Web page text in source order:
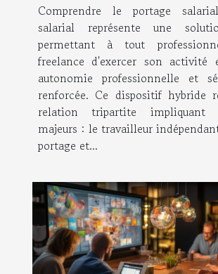
Comprendre le portage
salarial représente une
permettant à tout
freelance d'exercer son activité
autonomie professionnelle et
renforcée. Ce dispositif hybride
relation tripartite impliquant
majeurs : le travailleur
portage et...